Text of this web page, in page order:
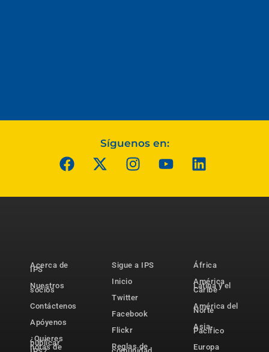
Síguenos en:
Acerca de
IPS
Nuestros
socios
Contáctenos
Apóyenos
¿Quieres
publicar
notas de
Sigue a IPS
Inicio
Twitter
Facebook
Flickr
Reglas de
África
América
Latina y el
Caribe
América del
Norte
Asia-
Pacífico
Europa